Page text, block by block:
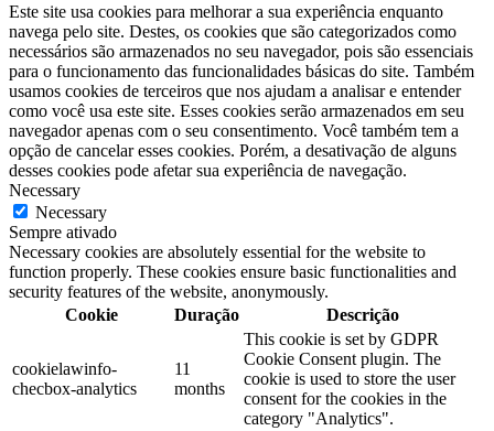
Este site usa cookies para melhorar a sua experiência enquanto
navega pelo site. Destes, os cookies que são categorizados como
necessários são armazenados no seu navegador, pois são essenciais
para o funcionamento das funcionalidades básicas do site. Também
usamos cookies de terceiros que nos ajudam a analisar e entender
como você usa este site. Esses cookies serão armazenados em seu
navegador apenas com o seu consentimento. Você também tem a
opção de cancelar esses cookies. Porém, a desativação de alguns
desses cookies pode afetar sua experiência de navegação.
Necessary
Necessary
Sempre ativado
Necessary cookies are absolutely essential for the website to
function properly. These cookies ensure basic functionalities and
security features of the website, anonymously.
Cookie
Duração Descrição
cookielawinfo-
checbox-analytics
11
months
This cookie is set by GDPR
Cookie Consent plugin. The
cookie is used to store the user
consent for the cookies in the
category "Analytics".